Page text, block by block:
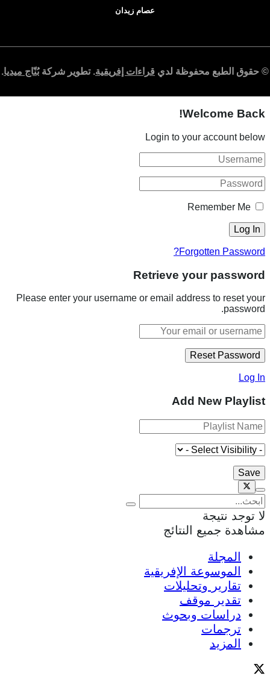
عصام زيدان
© حقوق الطبع محفوظة لدي قراءات إفريقية. تطوير شركةبُنّاج ميديا.
Welcome Back!
Login to your account below
Remember Me
Forgotten Password?
Retrieve your password
Please enter your username or email address to reset your
password.
Log In
Add New Playlist
لا توجد نتيجة
مشاهدة جميع النتائج
المجلة
الموسوعة الإفريقية
تقارير وتحليلات
تقدير موقف
دراسات وبحوث
ترجمات
المزيد